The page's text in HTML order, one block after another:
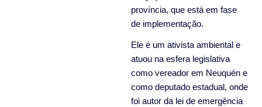
província, que está em fase
de implementação.
Ele é um ativista ambiental e
atuou na esfera legislativa
como vereador em Neuquén e
como deputado estadual, onde
foi autor da lei de emergência